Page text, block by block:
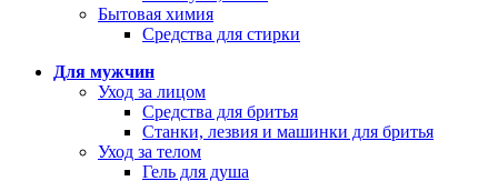
Бытовая химия
Средства для стирки
Для мужчин
Уход за лицом
Средства для бритья
Станки, лезвия и машинки для бритья
Уход за телом
Гель для душа